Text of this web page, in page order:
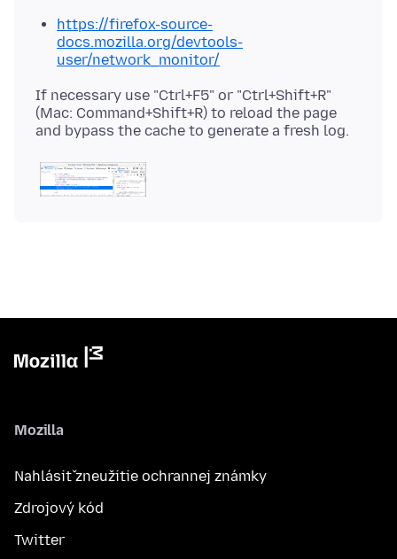
https://firefox-source-
docs.mozilla.org/devtools-
user/network_monitor/
If necessary use "Ctrl+F5" or "Ctrl+Shift+R"
(Mac: Command+Shift+R) to reload the page
Mozilla
Nahlásiť zneužitie ochrannej známky
Zdrojový kód
Twitter